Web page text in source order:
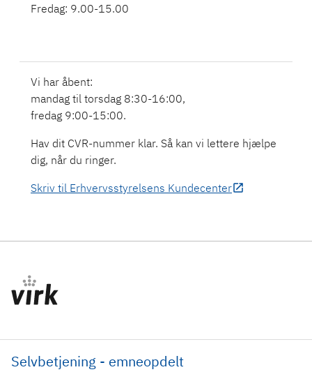
Fredag: 9.00-15.00
Vi har åbent:
mandag til torsdag 8:30-16:00,
fredag 9:00-15:00.
Hav dit CVR-nummer klar. Så kan vi lettere hjælpe
dig, når du ringer.
Skriv til Erhvervsstyrelsens Kundecenter
Selvbetjening - emneopdelt